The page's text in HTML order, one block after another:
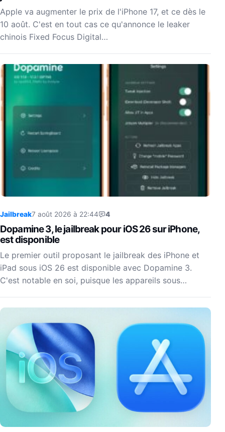
Apple va augmenter le prix de l'iPhone 17, et ce dès le
10 août. C'est en tout cas ce qu'annonce le leaker
chinois Fixed Focus Digital…
Jailbreak7 août 2026 à 22:44 4
Dopamine 3, le jailbreak pour iOS 26 sur iPhone,
est disponible
Le premier outil proposant le jailbreak des iPhone et
iPad sous iOS 26 est disponible avec Dopamine 3.
C'est notable en soi, puisque les appareils sous…